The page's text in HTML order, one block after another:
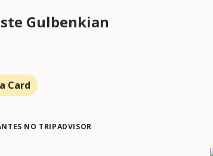
Gulbenkian
Card
NO TRIPADVISOR